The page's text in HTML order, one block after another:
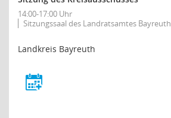
14:00-17:00 Uhr
Sitzungssaal des Landratsamtes Bayreuth
Landkreis Bayreuth